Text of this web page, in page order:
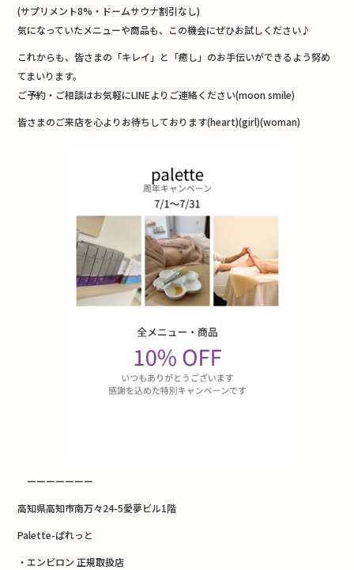
(サプリメント8%・ドームサウナ割引なし)
気になっていたメニューや商品も、この機会にぜひお試しください♪
これからも、皆さまの「キレイ」と「癒し」のお手伝いができるよう努め
てまいります。
ご予約・ご相談はお気軽にLINEよりご連絡ください(moon smile)
皆さまのご来店を心よりお待ちしております(heart)(girl)(woman)
ーーーーーーー
高知県高知市南万々24-5愛夢ビル1階
Palette-ぱれっと
・エンビロン 正規取扱店